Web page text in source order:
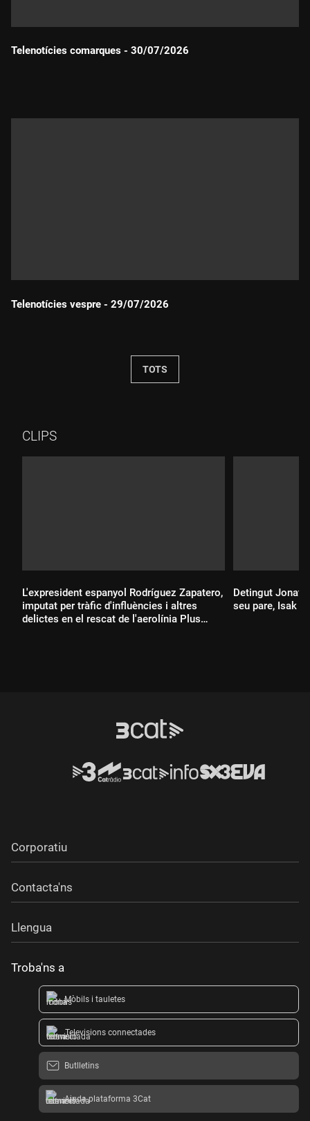
Telenotícies comarques - 30/07/2026
Telenotícies vespre - 29/07/2026
TOTS
CLIPS
L'expresident espanyol Rodríguez Zapatero,
imputat per tràfic d'influències i altres
delictes en el rescat de l'aerolínia Plus
Detingut
seu pare, Isak
Corporatiu
Contacta'ns
Llengua
Troba'ns a
Mòbils i tauletes
Televisions connectades
Butlletins
Ajuda plataforma 3Cat